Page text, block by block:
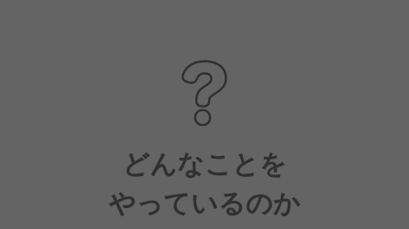
どんなことを
やっているのか